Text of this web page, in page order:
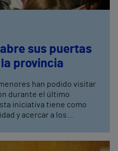
sus puertas
provincia
han podido visitar
durante el último
y acercar a los